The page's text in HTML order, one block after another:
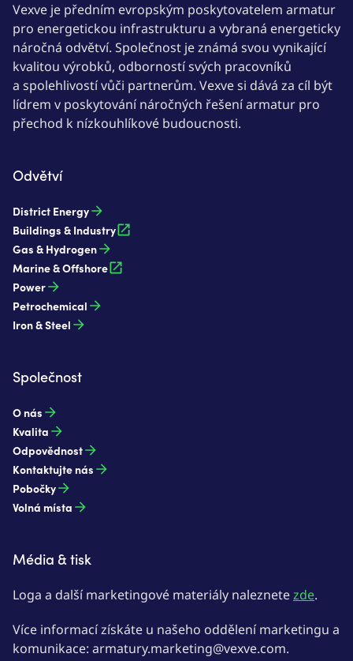
Vexve je předním evropským poskytovatelem armatur
pro energetickou infrastrukturu a vybraná energeticky
náročná odvětví. Společnost je známá svou vynikající
kvalitou výrobků, odborností svých pracovníků
a spolehlivostí vůči partnerům. Vexve si dává za cíl být
lídrem v poskytování náročných řešení armatur pro
přechod k nízkouhlíkové budoucnosti.
Odvětví
District Energy
Buildings & Industry
Gas & Hydrogen
Marine & Offshore
Power
Petrochemical
Iron & Steel
Společnost
O nás
Kvalita
Odpovědnost
Kontaktujte nás
Pobočky
Volná místa
Média & tisk
Loga a další marketingové materiály naleznetezde.
Více informací získáte u našeho oddělení marketingu a
komunikace: armatury.marketing@vexve.com.